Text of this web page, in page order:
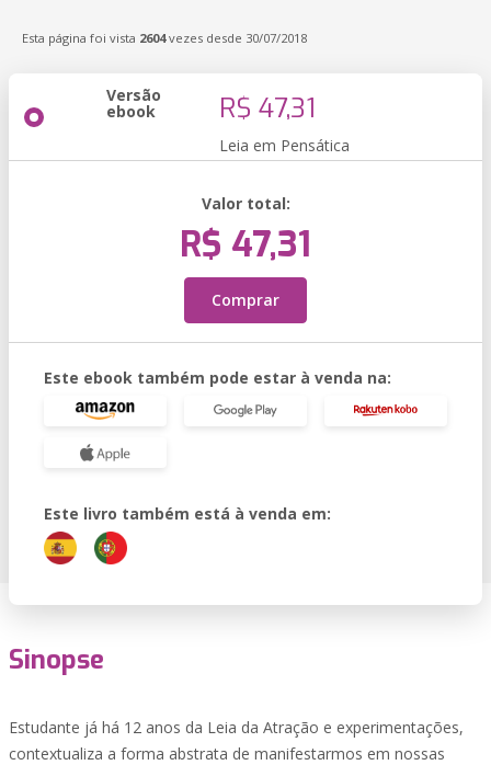
Esta página foi vista 2604vezes desde 30/07/2018
Versão
ebook R$ 47,31
Leia em Pensática
Valor total:
R$ 47,31
Comprar
Este ebook também pode estar à venda na:
Este livro também está à venda em:
Sinopse
Estudante já há 12 anos da Leia da Atração e experimentações,
contextualiza a forma abstrata de manifestarmos em nossas